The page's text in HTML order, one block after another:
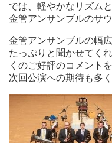
では、軽やかなリズム
金管アンサンブルのサ
金管アンサンブルの幅
たっぷりと聞かせてく
くのご好評のコメント
次回公演への期待も多